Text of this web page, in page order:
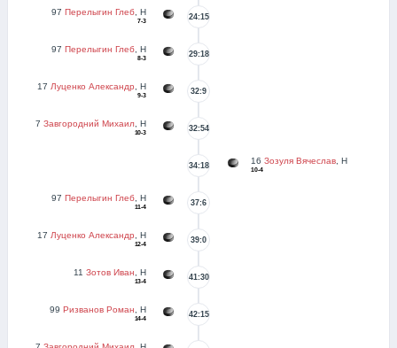
97 Перелыгин Глеб , Н
7-3 24:15
97 Перелыгин Глеб , Н
8-3 29:18
17 Луценко Александр , Н
9-3 32:9
7 Завгородний Михаил , Н
10-3 32:54
16 Зозуля Вячеслав , Н
10-4
34:18
97 Перелыгин Глеб , Н
11-4 37:6
17 Луценко Александр , Н
12-4 39:0
11 Зотов Иван , Н
13-4 41:30
99 Ризванов Роман , Н
14-4 42:15